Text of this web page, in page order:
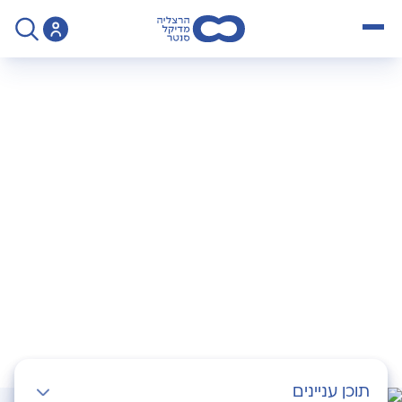
תוכן עניינים